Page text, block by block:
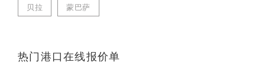
贝拉 蒙巴萨
热门港口在线报价单